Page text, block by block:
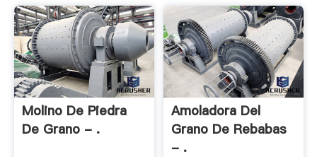
Molino De Piedra
De Grano - .
Amoladora Del
Grano De Rebabas
- .